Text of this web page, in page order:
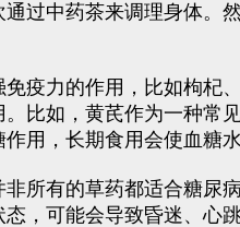
过中药茶来调理身体。
疫力的作用，比如枸杞
比如，黄芪作为一种常
用，长期食用会使血糖
所有的草药都适合糖尿
，可能会导致昏迷、心